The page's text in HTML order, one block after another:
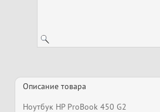
Описание товара
Ноутбук HP ProBook 450 G2